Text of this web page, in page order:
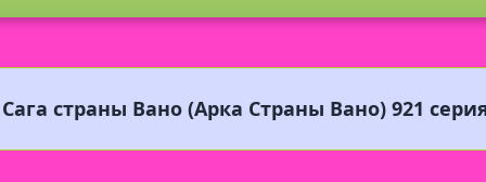
страны Вано (Арка Страны Вано) 921